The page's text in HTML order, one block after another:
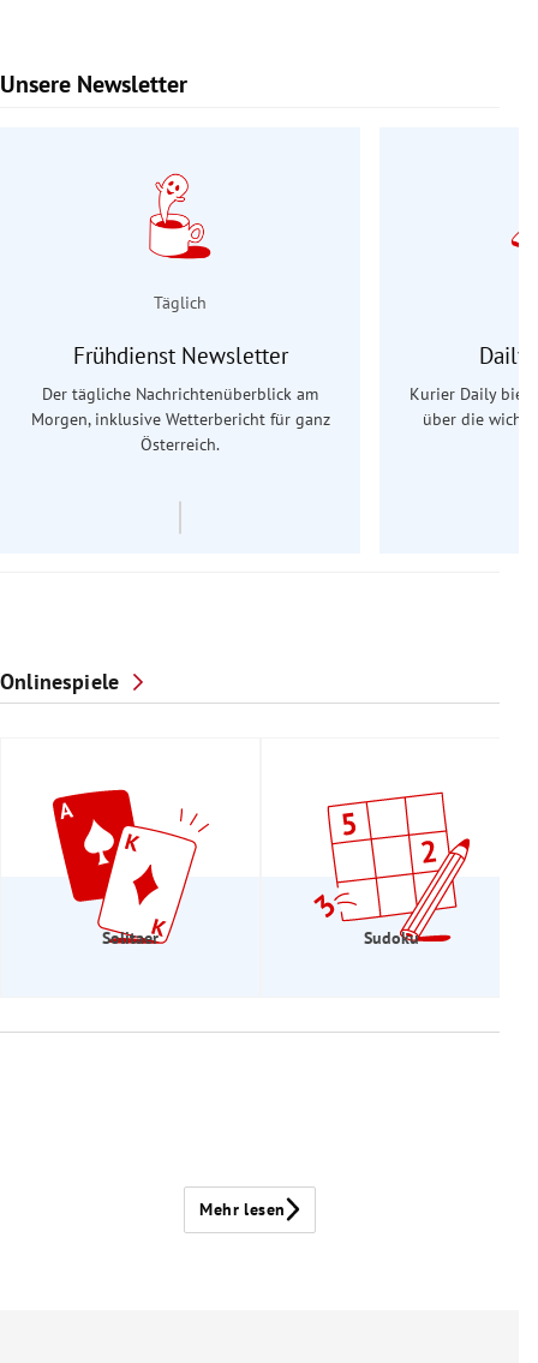
Unsere Newsletter
Slide 1 von 9
Täglich
Frühdienst Newsletter
Der tägliche Nachrichtenüberblick am
Morgen, inklusive Wetterbericht für ganz
Österreich.
Daily
Kurier Daily
über die
Onlinespiele
Solitaer Sudoku
Mehr lesen